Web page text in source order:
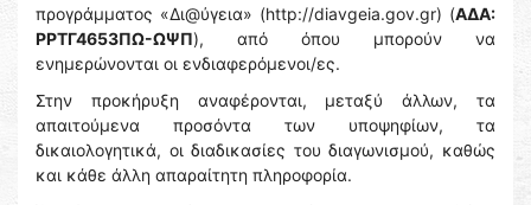
προγράμματος «Δι@ύγεια» (http://diavgeia.gov.gr) (ΑΔΑ:
ΡΡΤΓ4653ΠΩ-ΩΨΠ), από όπου μπορούν να
ενημερώνονται οι ενδιαφερόμενοι/ες.
Στην προκήρυξη αναφέρονται, μεταξύ άλλων, τα
απαιτούμενα προσόντα των υποψηφίων, τα
δικαιολογητικά, οι διαδικασίες του διαγωνισμού, καθώς
και κάθε άλλη απαραίτητη πληροφορία.